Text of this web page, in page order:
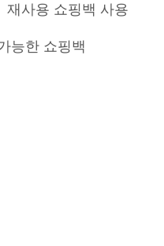
재사용 쇼핑백 사용
능한 쇼핑백